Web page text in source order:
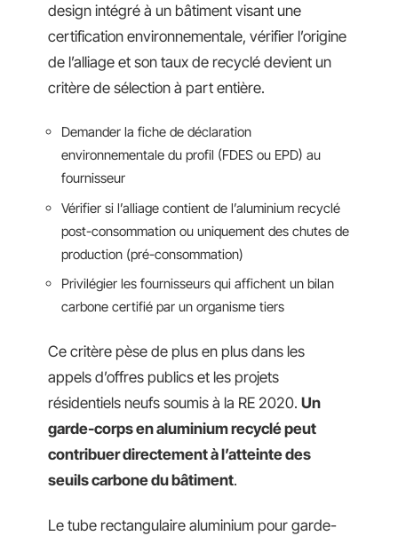
design intégré à un bâtiment visant une
certification environnementale, vérifier l’origine
de l’alliage et son taux de recyclé devient un
critère de sélection à part entière.
Demander la fiche de déclaration
environnementale du profil (FDES ou EPD) au
fournisseur
Vérifier si l’alliage contient de l’aluminium recyclé
post-consommation ou uniquement des chutes de
production (pré-consommation)
Privilégier les fournisseurs qui affichent un bilan
carbone certifié par un organisme tiers
Ce critère pèse de plus en plus dans les
appels d’offres publics et les projets
résidentiels neufs soumis à la RE 2020. Un
garde-corps en aluminium recyclé peut
contribuer directement à l’atteinte des
seuils carbone du bâtiment.
Le tube rectangulaire aluminium pour garde-